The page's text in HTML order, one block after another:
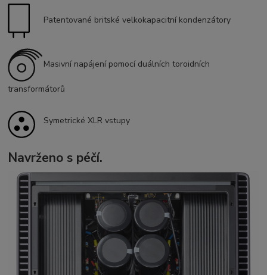
Patentované britské velkokapacitní kondenzátory
Masivní napájení pomocí duálních toroidních
transformátorů
Symetrické XLR vstupy
Navrženo s péčí.